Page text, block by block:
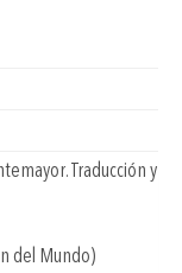
. Traducción y
del Mundo)